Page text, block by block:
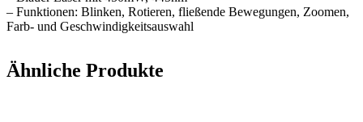
– Funktionen: Blinken, Rotieren, fließende Bewegungen, Zoomen,
Farb- und Geschwindigkeitsauswahl
Ähnliche Produkte